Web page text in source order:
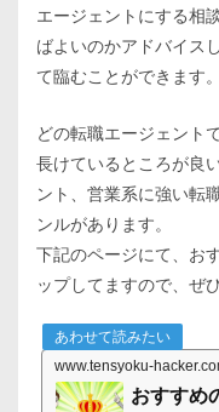
エージェントにする相
ばよいのかアドバイス
て臨むことができます。
どの転職エージェント
長けているところが良
ント、営業系に強い転
ンルがあります。
下記のページにて、お
ップしてますので、ぜ
www.tensyoku-
あわせて読みたい
おすすめ